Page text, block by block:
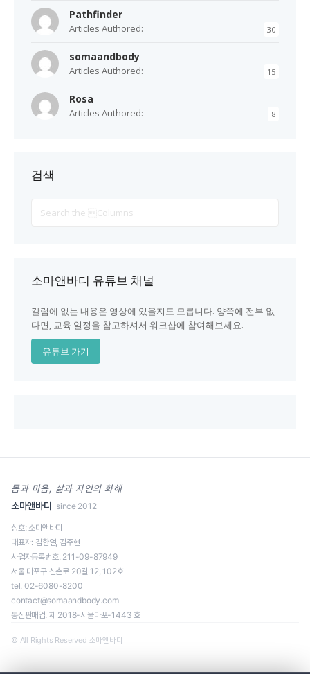
Pathfinder
Articles Authored: 30
somaandbody
Articles Authored: 15
Rosa
Articles Authored: 8
검색
For
소마앤바디 유튜브 채널
칼럼에 없는 내용은 영상에 있을지도 모릅니다. 양쪽에 전부 없
다면, 교육 일정을 참고하셔서 워크샵에 참여해보세요.
유튜브 가기
일정을 클릭하면 신청 페이지로 이동합니다.
몸과 마음, 삶과 자연의 화해
소마앤바디 since 2012
상호: 소마앤바디
대표자: 김한얼, 김주현
사업자등록번호: 211-09-87949
서울 마포구 신촌로 20길 12, 102호
tel. 02-6080-8200
contact@somaandbody.com
통신판매업: 제 2018-서울마포-1443 호
© All Rights Reserved 소마앤바디